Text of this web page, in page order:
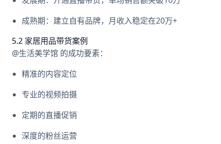
成熟期：建立自有品牌，月收入稳定在20万+
5.2 家居用品带货案例
@生活美学馆 的成功要素：
精准的内容定位
专业的视频拍摄
定期的直播促销
深度的粉丝运营